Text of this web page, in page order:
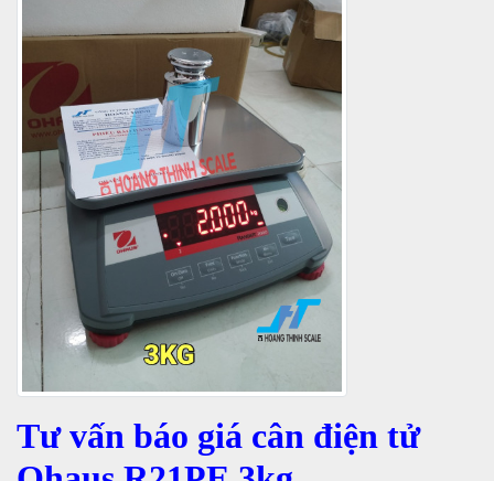
Tư vấn báo giá cân điện tử